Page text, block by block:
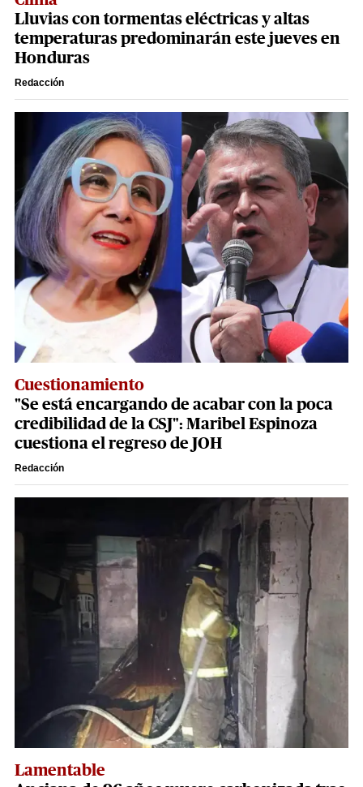
Lluvias con tormentas eléctricas y altas
temperaturas predominarán este jueves en
Honduras
Redacción
Cuestionamiento
"Se está encargando de acabar con la poca
credibilidad de la CSJ": Maribel Espinoza
cuestiona el regreso de JOH
Redacción
Lamentable